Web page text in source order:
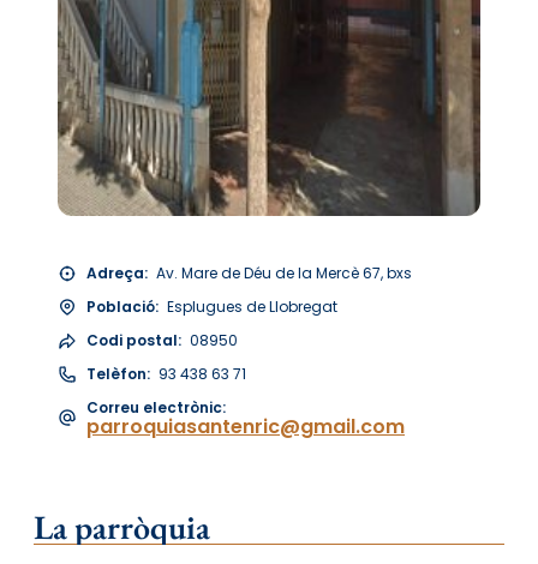
Adreça: Av. Mare de Déu de la Mercè 67, bxs
Població: Esplugues de Llobregat
Codi postal: 08950
Telèfon: 93 438 63 71
Correu electrònic:
parroquiasantenric@gmail.com
La parròquia